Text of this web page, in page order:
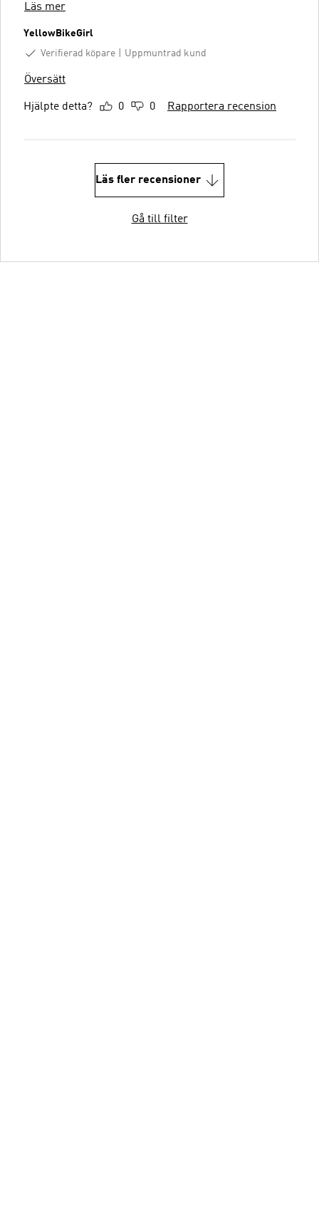
Läs mer
YellowBikeGirl
Verifierad köpare
Uppmuntrad kund
Översätt
Hjälpte detta? 0 0 Rapportera recension
Läs fler recensioner
Gå till filter